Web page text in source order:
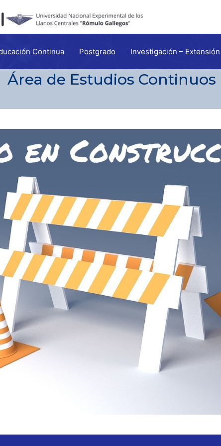
Continua Postgrado Investigación – Extensión
Área de Estudios Continuos